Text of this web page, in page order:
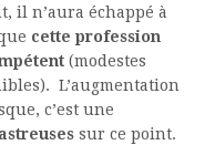
il n’aura échappé à
cette profession
(modestes
L’augmentation
c’est une
sur ce point.